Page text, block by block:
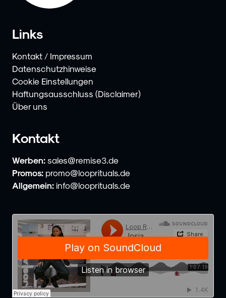
Links
Kontakt / Impressum
Datenschutzhinweise
Cookie Einstellungen
Haftungsausschluss (Disclaimer)
Über uns
Kontakt
Werben: sales@remise3.de
Promos: promo@looprituals.de
Allgemein: info@looprituals.de